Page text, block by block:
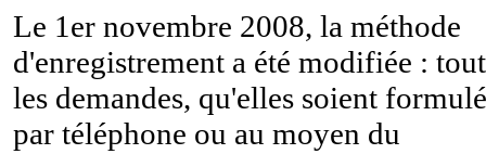
Le 1er novembre 2008, la méthode
d'enregistrement a été modifiée :
les demandes, qu'elles soient
par téléphone ou au moyen du